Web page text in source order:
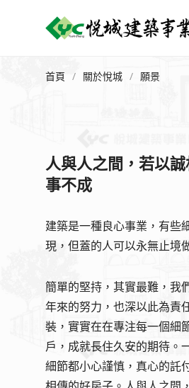
首頁 / 關於悅城 / 願景
人與人之間，若以
事不成
建築是一種良心事業，有些
現，但蓋的人可以永無止境
簡單的堅持，其實最難，我
年來的努力，也深以此為責
裝，實實在在專注每一個細
戶，成就長住久安的期待。
細節都小心謹慎，真心的託